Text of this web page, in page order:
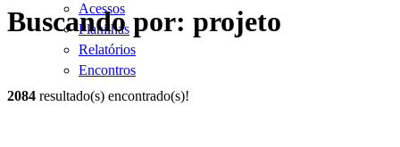
Acessos
Planilhas
Relatórios
Encontros
Buscando por: projeto
2084 resultado(s) encontrado(s)!